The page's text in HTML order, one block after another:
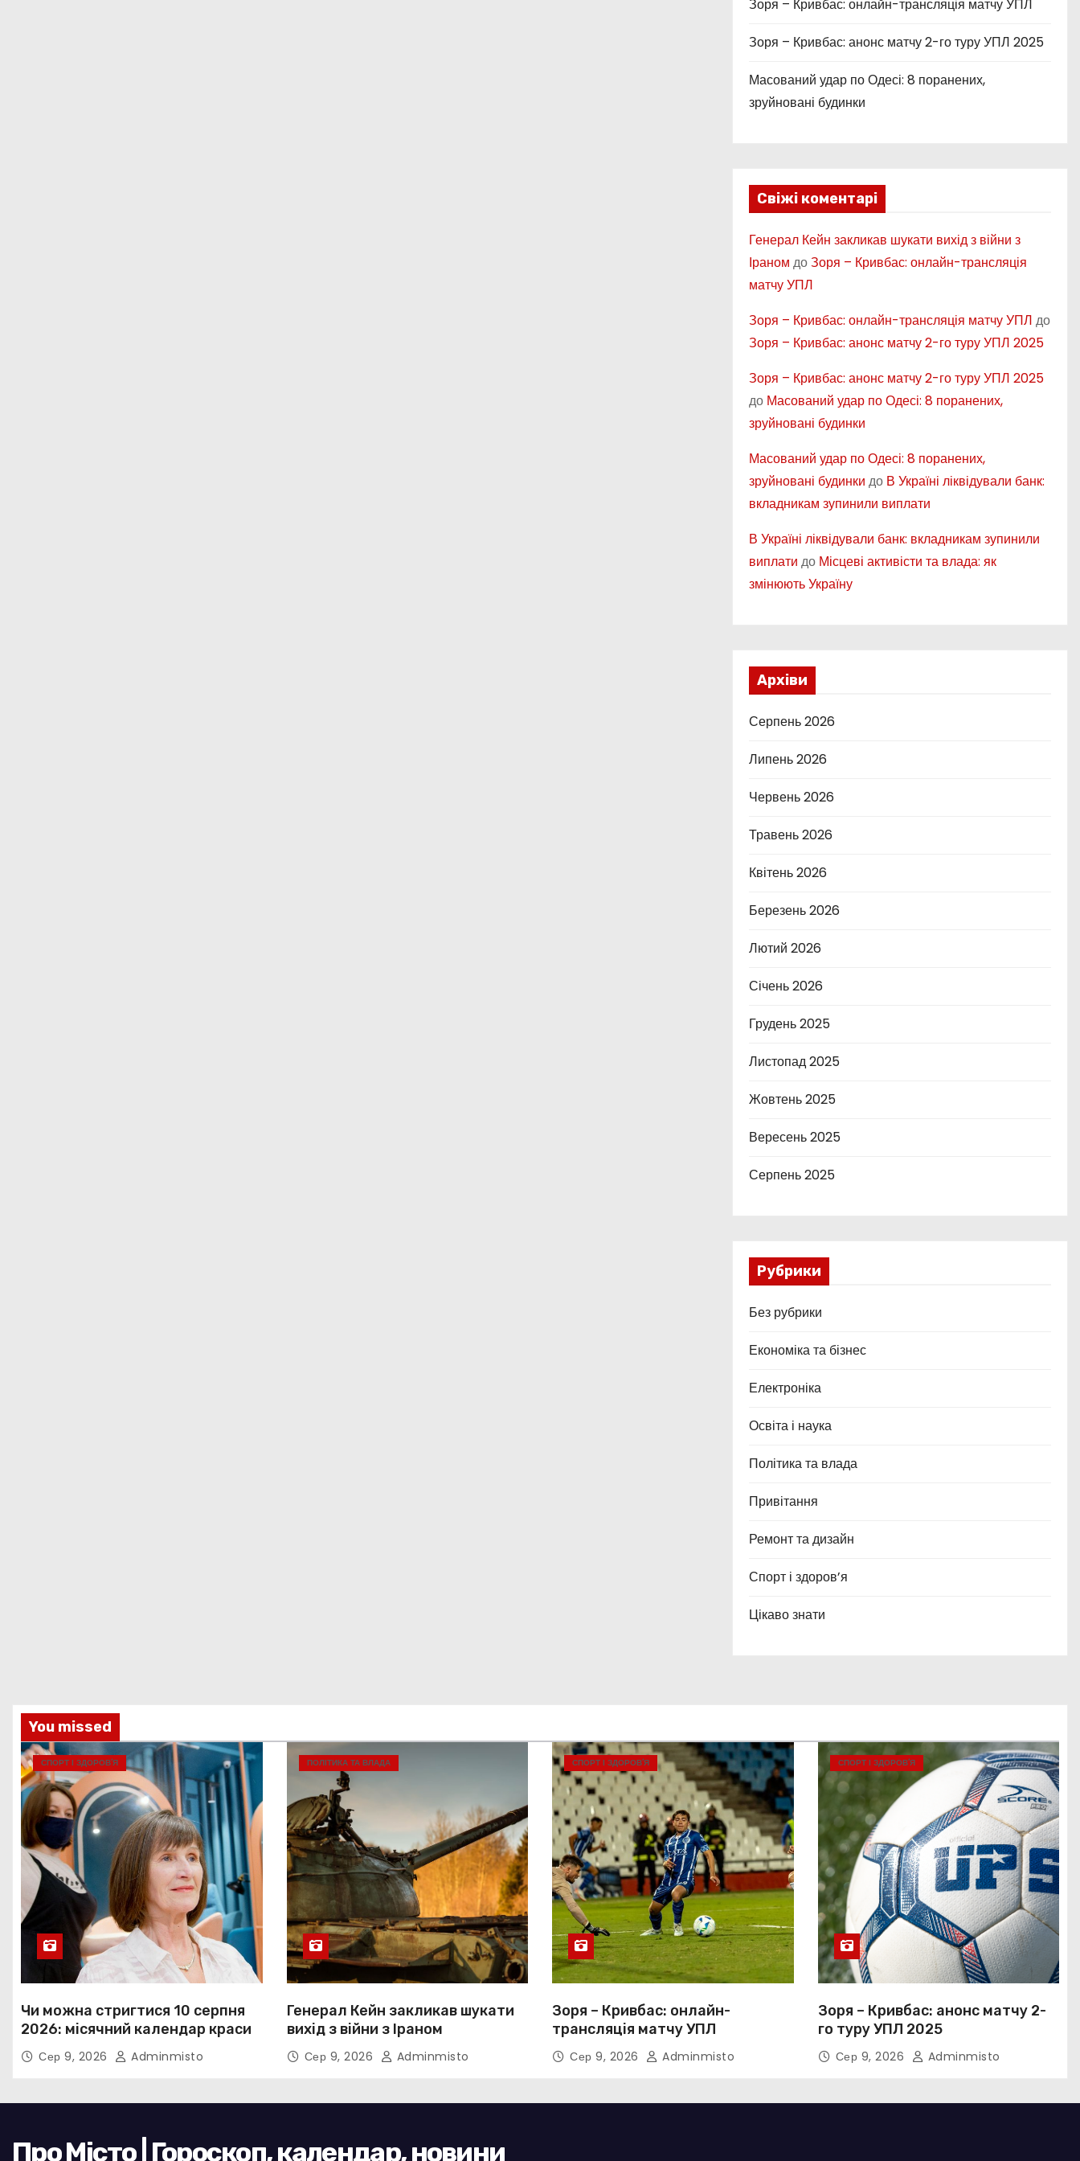
Зоря – Кривбас: онлайн-трансляція матчу УПЛ
Зоря – Кривбас: анонс матчу 2-го туру УПЛ 2025
Масований удар по Одесі: 8 поранених,
зруйновані будинки
Свіжі коментарі
Генерал Кейн закликав шукати вихід з війни з
Іраном доЗоря – Кривбас: онлайн-трансляція
матчу УПЛ
Зоря – Кривбас: онлайн-трансляція матчу УПЛ до
Зоря – Кривбас: анонс матчу 2-го туру УПЛ 2025
Зоря – Кривбас: анонс матчу 2-го туру УПЛ 2025
до Масований удар по Одесі: 8 поранених,
зруйновані будинки
Масований удар по Одесі: 8 поранених,
зруйновані будинки до В Україні ліквідували банк:
вкладникам зупинили виплати
В Україні ліквідували банк: вкладникам зупинили
виплати до Місцеві активісти та влада: як
змінюють Україну
Архіви
Серпень 2026
Липень 2026
Червень 2026
Травень 2026
Квітень 2026
Березень 2026
Лютий 2026
Січень 2026
Грудень 2025
Листопад 2025
Жовтень 2025
Вересень 2025
Серпень 2025
Рубрики
Без рубрики
Економіка та бізнес
Електроніка
Освіта і наука
Політика та влада
Привітання
Ремонт та дизайн
Спорт і здоров’я
Цікаво знати
You missed
СПОРТ І ЗДОРОВ’Я
Чи можна стригтися 10 серпня
2026: місячний календар краси
Сер 9, 2026 Adminmisto
ПОЛІТИКА ТА ВЛАДА
Генерал Кейн закликав шукати
вихід з війни з Іраном
Сер 9, 2026 Adminmisto
СПОРТ І ЗДОРОВ’Я
Зоря – Кривбас: онлайн-
трансляція матчу УПЛ
Сер 9, 2026 Adminmisto
СПОРТ І ЗДОРОВ’Я
Зоря – Кривбас: анонс матчу 2-
го туру УПЛ 2025
Сер 9, 2026 Adminmisto
Про Місто | Гороскоп, календар, новини